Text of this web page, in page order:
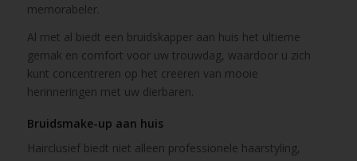
memorabeler.
Al met al biedt een bruidskapper aan huis het ultieme
gemak en comfort voor uw trouwdag, waardoor u zich
kunt concentreren op het creëren van mooie
herinneringen met uw dierbaren.
Bruidsmake-up aan huis
Hairclusief biedt niet alleen professionele haarstyling,